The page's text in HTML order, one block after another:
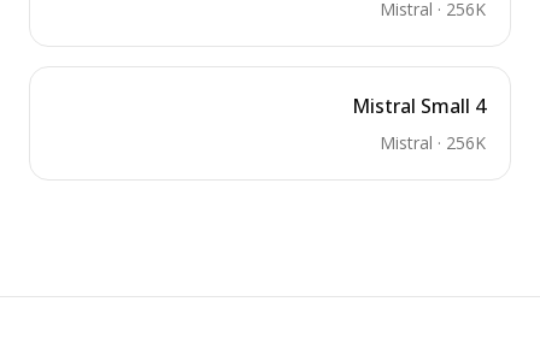
Mistral · 256K
Mistral Small 4
Mistral · 256K